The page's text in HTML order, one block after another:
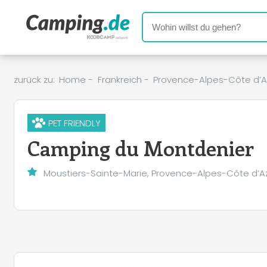
zurück zu: Home - Frankreich - Provence-Alpes-Côte
PET FRIENDLY
Camping du Montdenier
Moustiers-Sainte-Marie, Provence-Alpes-Côte